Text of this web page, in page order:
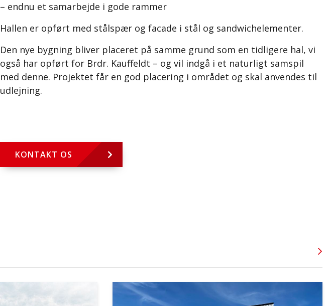
– endnu et samarbejde i gode rammer
Hallen er opført med stålspær og facade i stål og sandwichelementer.
Den nye bygning bliver placeret på samme grund som en tidligere hal, vi
også har opført for Brdr. Kauffeldt – og vil indgå i et naturligt samspil
med denne. Projektet får en god placering i området og skal anvendes til
udlejning.
KONTAKT OS